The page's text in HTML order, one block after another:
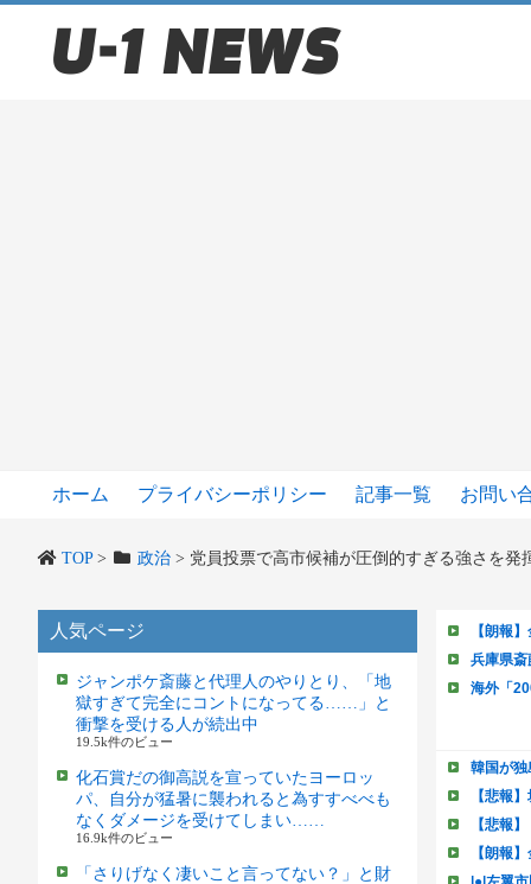
ホーム プライバシーポリシー 記事一覧 お問い
TOP> 政治> 党員投票で高市候補が圧倒的すぎる強さを
人気ページ
ジャンポケ斎藤と代理人のやりとり、「地
獄すぎて完全にコントになってる……」と
衝撃を受ける人が続出中
19.5k件のビュー
化石賞だの御高説を宣っていたヨーロッ
パ、自分が猛暑に襲われると為すすべべも
なくダメージを受けてしまい……
16.9k件のビュー
「さりげなく凄いこと言ってない？」と財